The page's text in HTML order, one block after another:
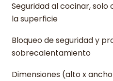
Seguridad al cocinar, solo
la superficie
Bloqueo de seguridad y
sobrecalentamiento
Dimensiones (alto x